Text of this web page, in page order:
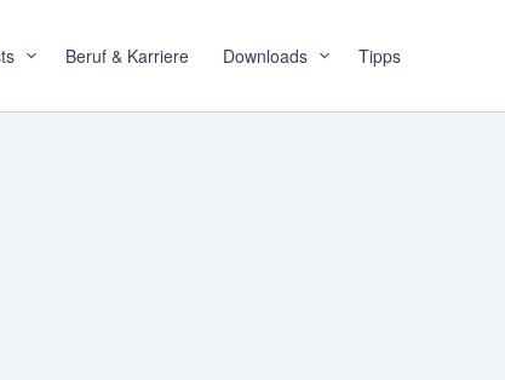
Beruf & Karriere Downloads Tipps